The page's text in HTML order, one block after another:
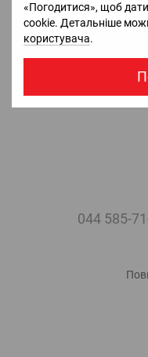
«Погодитися», щоб
cookie. Детальніше
користувача.
5 570 грн з ПДВ.
Очікується
044 585-